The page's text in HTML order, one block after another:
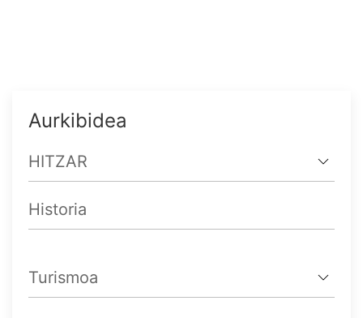
Aurkibidea
HITZAR
Historia
Turismoa